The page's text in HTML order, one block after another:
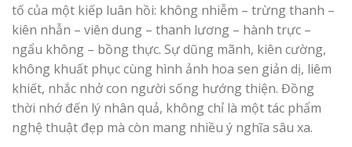
tố của một kiếp luân hồi: không nhiễm – trừng thanh –
kiên nhẫn – viên dung – thanh lương – hành trực –
ngẩu không – bồng thực. Sự dũng mãnh, kiên cường,
không khuất phục cùng hình ảnh hoa sen giản dị, liêm
khiết, nhắc nhở con người sống hướng thiện. Đồng
thời nhớ đến lý nhân quả, không chỉ là một tác phẩm
nghệ thuật đẹp mà còn mang nhiều ý nghĩa sâu xa.